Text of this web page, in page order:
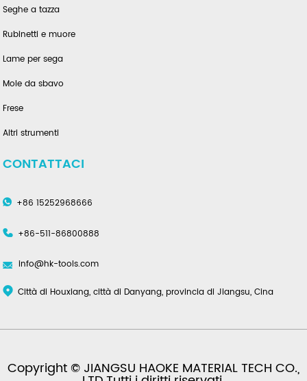
Seghe a tazza
Rubinetti e muore
Lame per sega
Mole da sbavo
Frese
Altri strumenti
CONTATTACI
+86 15252968666
+86-511-86800888
info@hk-tools.com
Città di Houxiang, città di Danyang, provincia di Jiangsu, Cina
Copyright © JIANGSU HAOKE MATERIAL TECH CO.,